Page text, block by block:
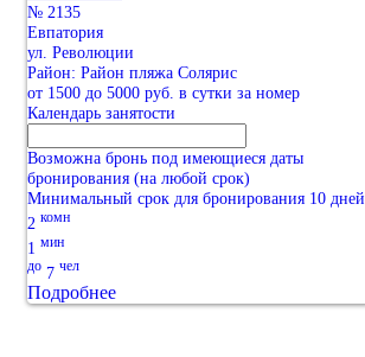
№ 2135
Евпатория
ул. Революции
Район: Район пляжа Солярис
от 1500 до 5000 руб. в сутки за номер
Календарь занятости
Возможна бронь под имеющиеся даты
бронирования (на любой срок)
Минимальный срок для бронирования 10 дней
2 комн
1 мин
до 7 чел
Подробнее